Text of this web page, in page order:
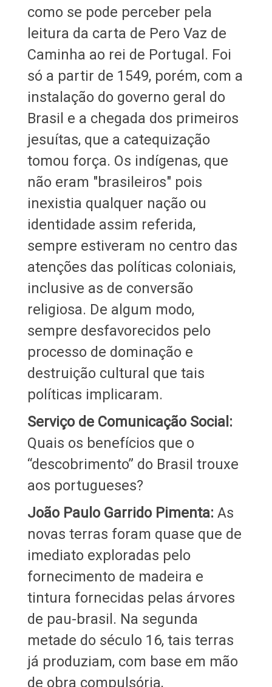
como se pode perceber pela
leitura da carta de Pero Vaz de
Caminha ao rei de Portugal. Foi
só a partir de 1549, porém, com a
instalação do governo geral do
Brasil e a chegada dos primeiros
jesuítas, que a catequização
tomou força. Os indígenas, que
não eram "brasileiros" pois
inexistia qualquer nação ou
identidade assim referida,
sempre estiveram no centro das
atenções das políticas coloniais,
inclusive as de conversão
religiosa. De algum modo,
sempre desfavorecidos pelo
processo de dominação e
destruição cultural que tais
políticas implicaram.
Serviço de Comunicação Social:
Quais os benefícios que o
“descobrimento” do Brasil trouxe
aos portugueses?
João Paulo Garrido Pimenta: As
novas terras foram quase que de
imediato exploradas pelo
fornecimento de madeira e
tintura fornecidas pelas árvores
de pau-brasil. Na segunda
metade do século 16, tais terras
já produziam, com base em mão
de obra compulsória,